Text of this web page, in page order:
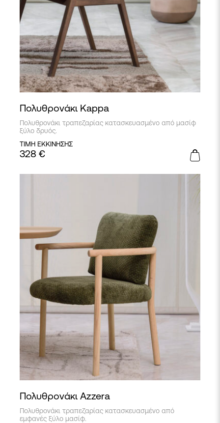
Πολυθρονάκι Kappa
Πολυθρονάκι τραπεζαρίας κατασκευασμένο από μασίφ
ξύλο δρυός.
ΤΙΜΗ ΕΚΚΙΝΗΣΗΣ
328 €
Πολυθρονάκι Azzera
Πολυθρονάκι τραπεζαρίας κατασκευασμένο από
εμφανές ξύλο μασίφ.